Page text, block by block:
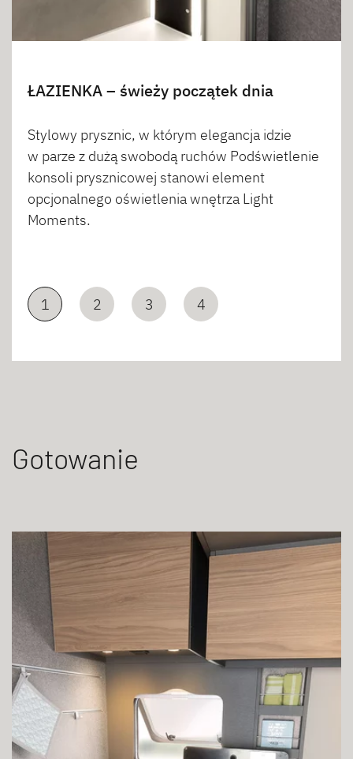
ŁAZIENKA – świeży początek dnia
Stylowy prysznic, w którym elegancja idzie
w parze z dużą swobodą ruchów Podświetlenie
konsoli prysznicowej stanowi element
opcjonalnego oświetlenia wnętrza Light
Moments.
1 2 3 4
Gotowanie